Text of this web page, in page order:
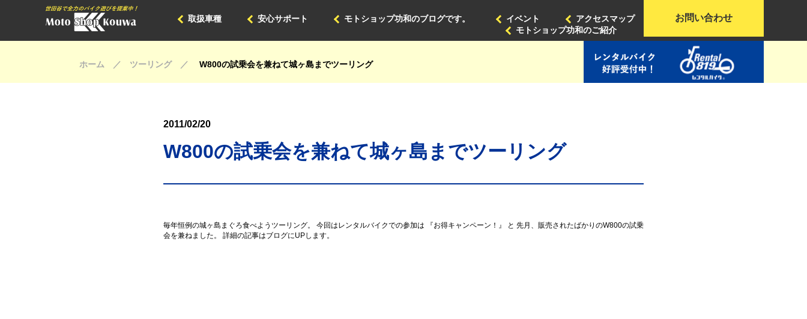
お問い合わせ
アクセスマップ
イベント
モトショップ功和のブログです。
安心サポート
取扱車種
モトショップ功和のご紹介
ホーム ／ ツーリング ／ W800の試乗会を兼ねて城ヶ島までツーリング
2011/02/20
W800の試乗会を兼ねて城ヶ島までツーリング
毎年恒例の城ヶ島まぐろ食べようツーリング。 今回はレンタルバイクでの参加は 『お得キャンペーン！』 と 先月、販売されたばかりのW800の試乗
会を兼ねました。 詳細の記事はブログにUPします。